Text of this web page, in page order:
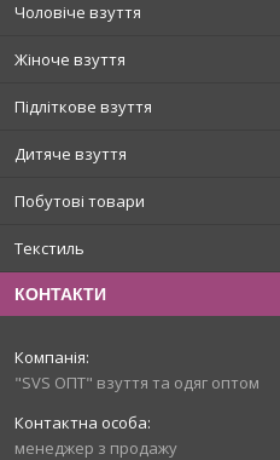
Чоловіче взуття
Жіноче взуття
Підліткове взуття
Дитяче взуття
Побутові товари
Текстиль
КОНТАКТИ
"SVS ОПТ" взуття та одяг оптом
менеджер з продажу